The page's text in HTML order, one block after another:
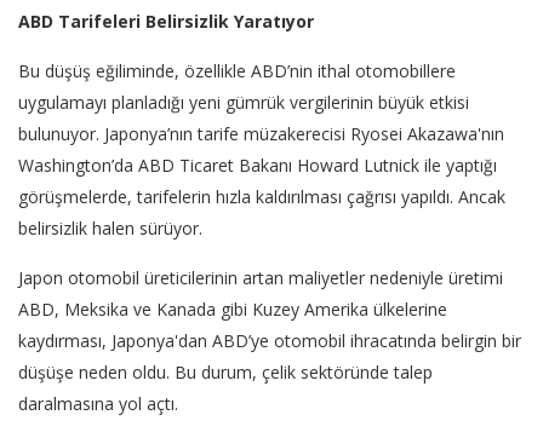
ABD Tarifeleri Belirsizlik Yaratıyor
Bu düşüş eğiliminde, özellikle ABD’nin ithal otomobillere
uygulamayı planladığı yeni gümrük vergilerinin büyük etkisi
bulunuyor. Japonya’nın tarife müzakerecisi Ryosei Akazawa'nın
Washington’da ABD Ticaret Bakanı Howard Lutnick ile yaptığı
görüşmelerde, tarifelerin hızla kaldırılması çağrısı yapıldı. Ancak
belirsizlik halen sürüyor.
Japon otomobil üreticilerinin artan maliyetler nedeniyle üretimi
ABD, Meksika ve Kanada gibi Kuzey Amerika ülkelerine
kaydırması, Japonya'dan ABD’ye otomobil ihracatında belirgin bir
düşüşe neden oldu. Bu durum, çelik sektöründe talep
daralmasına yol açtı.